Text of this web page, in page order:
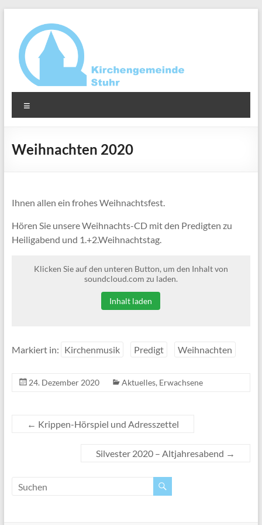
springen
Ev.-
luth.
Kirchengemeinde
Weihnachten 2020
Ihnen allen ein frohes Weihnachtsfest.
Hören Sie unsere Weihnachts-CD mit den Predigten zu
Heiligabend und 1.+2.Weihnachtstag.
Klicken Sie auf den unteren Button, um den Inhalt von
soundcloud.com zu laden.
Inhalt laden
Markiert in: Kirchenmusik Predigt Weihnachten
24. Dezember 2020 Aktuelles, Erwachsene
← Krippen-Hörspiel und Adresszettel
Silvester 2020 – Altjahresabend →